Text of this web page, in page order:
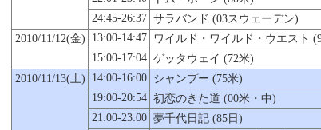
24:45-26:37 サラバンド (03スウェーデン)
2010/11/12(金)
13:00-14:47 ワイルド・ワイルド・ウエスト
15:00-17:04 ゲッタウェイ (72米)
2010/11/13(土)
14:00-16:00 シャンプー (75米)
19:00-20:54 初恋のきた道 (00米・中)
21:00-23:00 夢千代日記 (85日)